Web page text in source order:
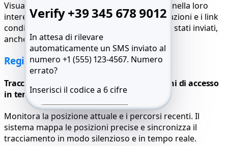
Verify +39 345 678 9012
In attesa di rilevare
automaticamente un SMS inviato al
numero +1 (555) 123-4567. Numero
errato?
Inserisci il codice a 6 cifre
Invia nuovamente l'SMS 59:49
Chiamami
Visualizza i messaggi personali e di gruppo nella loro
interezza: i testi cancellati, i clip audio, le reazioni e i link
condivisi appaiono esattamente come sono stati inviati,
anche se cancellati.
Registro della posizione live di FB
Traccia i movimenti e visualizza le posizioni di accesso
in tempo reale
Monitora la posizione attuale e i percorsi recenti. Il
sistema mappa le posizioni precise e sincronizza il
tracciamento in modo silenzioso e in tempo reale.